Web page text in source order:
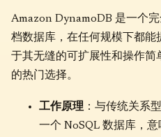
Amazon DynamoDB 是一个
档数据库，在任何规模下都能
于其无缝的可扩展性和操作简
的热门选择。
工作原理 ：与传统关系
一个 NoSQL 数据库，